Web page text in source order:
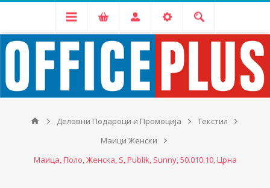
Деловни Подароци и Промоција
Текстил
Маици Женски
Маица, Поло, Женска, S, Publik, Sunny, 50.010.10, Црна